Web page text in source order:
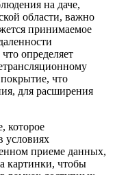
на даче,
области, важно
принимаемое
определяет
что
для расширения
которое
условиях
приеме данных,
картинки, чтобы